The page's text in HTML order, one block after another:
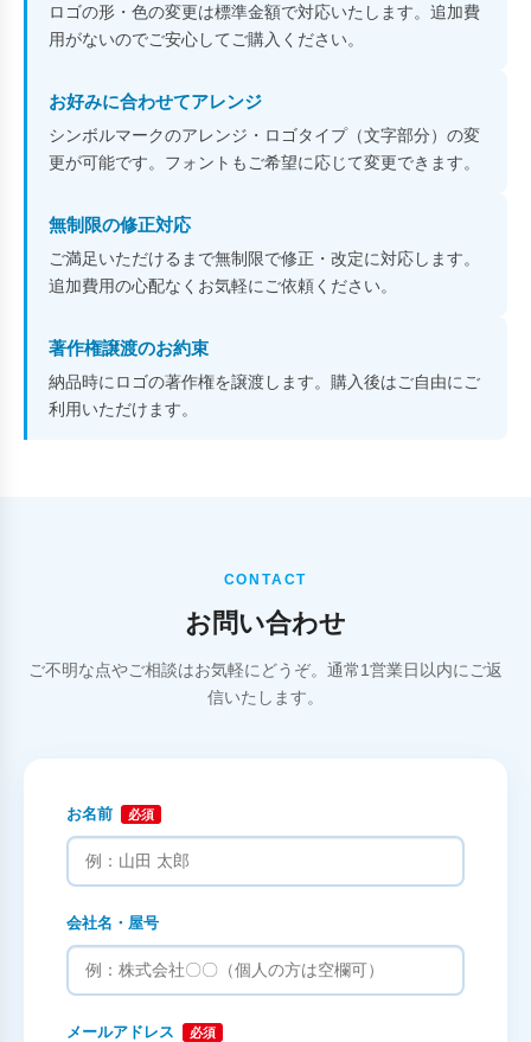
ロゴの形・色の変更は標準金額で対応いたします。追加費
用がないのでご安心してご購入ください。
お好みに合わせてアレンジ
シンボルマークのアレンジ・ロゴタイプ（文字部分）の変
更が可能です。フォントもご希望に応じて変更できます。
無制限の修正対応
ご満足いただけるまで無制限で修正・改定に対応します。
追加費用の心配なくお気軽にご依頼ください。
著作権譲渡のお約束
納品時にロゴの著作権を譲渡します。購入後はご自由にご
利用いただけます。
CONTACT
お問い合わせ
ご不明な点やご相談はお気軽にどうぞ。通常1営業日以内にご返
信いたします。
お名前 必須
会社名・屋号
メールアドレス 必須